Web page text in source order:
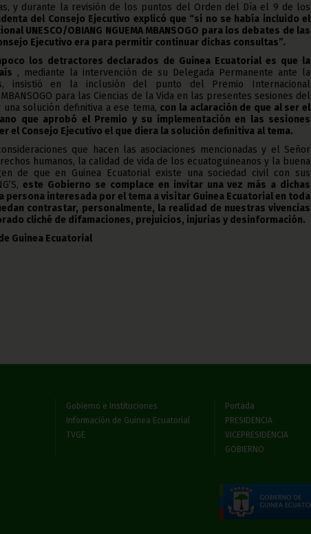
y durante la revisión de los puntos del Orden del Día el 9 de los
del Consejo Ejecutivo explicó que “si no se había incluido el
UNESCO/OBIANG NGUEMA MBANSOGO para los debates de las
Ejecutivo era para permitir continuar dichas consultas”.
los detractores declarados de Guinea Ecuatorial es que la
, mediante la intervención de su Delegada Permanente ante la
insistió en la inclusión del punto del Premio Internacional
MBANSOGO para las Ciencias de la Vida en las presentes sesiones del
una solución definitiva a ese tema, con la aclaración de que al ser el
que aprobó el Premio y su implementación en las sesiones
el Consejo Ejecutivo el que diera la solución definitiva al tema.
que hacen las asociaciones mencionadas y el Señor
humanos, la calidad de vida de los ecuatoguineanos y la buena
de que en Guinea Ecuatorial existe una sociedad civil con sus
este Gobierno se complace en invitar una vez más a dichas
persona interesada por el tema a visitar Guinea Ecuatorial en toda
contrastar, personalmente, la realidad de nuestras vivencias
cliché de difamaciones, prejuicios, injurias y desinformación.
Guinea Ecuatorial
Gobierno e Instituciones
Información de Guinea Ecuatorial
TVGE
Portada
PRESIDENCIA
VICEPRESIDENCIA
GOBIERNO